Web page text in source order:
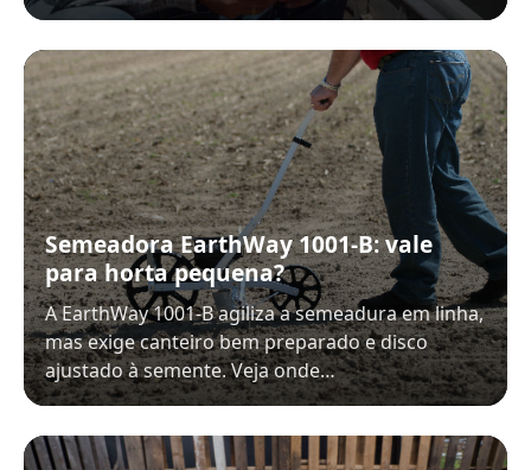
Semeadora EarthWay 1001-B: vale
para horta pequena?
A EarthWay 1001-B agiliza a semeadura em linha,
mas exige canteiro bem preparado e disco
ajustado à semente. Veja onde…